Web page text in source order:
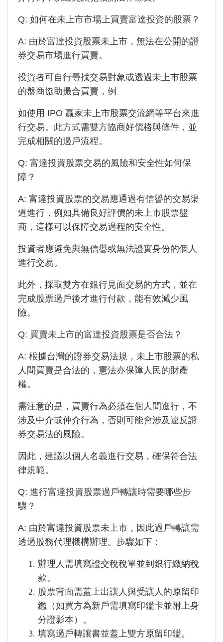
Q: 如何在未上市市場上買賣富達投資的股票？
A: 由於富達投資股票未上市，無法在公開的證
券交易市場進行買賣。
投資者可自行尋找交易對象或透過未上市股票
的盤商協助撮合買賣，例
如使用 IPO 贏家未上市股票交流網等平台來進
行交易。此方式需雙方協商好價格與條件，並
完成相關的過戶流程。
Q: 富達投資股票交易的風險和安全性如何保
障？
A: 富達投資股票的交易應通過有信譽的交易渠
道進行，例如具備良好評價的未上市股票盤
商，這樣可以保障交易過程的安全性。
投資者應避免與無信譽或無法證實身份的個人
進行交易。
此外，採取雙方在銀行見面交易的方式，並在
完成股票過戶後才進行付款，能有效減少風
險。
Q: 買賣未上市的富達投資股票是否合法？
A: 根據台灣的證券交易法規，未上市股票的私
人間買賣是合法的，憲法亦保障人民的財產
權。
需注意的是，買賣行為必須在個人間進行，不
涉及中介或仲介行為，否則可能會涉及違反證
券交易法的風險。
因此，建議以個人名義進行交易，確保符合法
律規範。
Q: 進行富達投資股票過戶轉讓時需要哪些步
驟？
A: 由於富達投資股票未上市，因此過戶轉讓需
透過股務代理機構辦理。步驟如下：
辦理人需填寫證交稅稅單並到銀行繳納稅
款。
股票背面需蓋上出讓人與受讓人的原留印
鑑（如買方為新戶需填寫印鑑卡並附上身
分證影本）。
填寫過戶轉讓書並蓋上雙方原留印鑑。